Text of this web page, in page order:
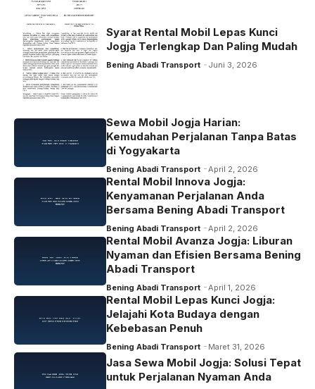
Syarat Rental Mobil Lepas Kunci
Jogja Terlengkap Dan Paling Mudah
Bening Abadi Transport Juni 3, 2026
Sewa Mobil Jogja Harian:
Kemudahan Perjalanan Tanpa Batas
di Yogyakarta
Bening Abadi Transport April 2, 2026
Rental Mobil Innova Jogja:
Kenyamanan Perjalanan Anda
Bersama Bening Abadi Transport
Bening Abadi Transport April 2, 2026
Rental Mobil Avanza Jogja: Liburan
Nyaman dan Efisien Bersama Bening
Abadi Transport
Bening Abadi Transport April 1, 2026
Rental Mobil Lepas Kunci Jogja:
Jelajahi Kota Budaya dengan
Kebebasan Penuh
Bening Abadi Transport Maret 31, 2026
Jasa Sewa Mobil Jogja: Solusi Tepat
untuk Perjalanan Nyaman Anda